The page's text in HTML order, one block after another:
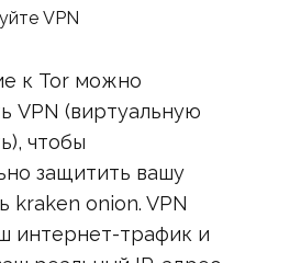
VPN
к Tor можно
VPN (виртуальную
чтобы
защитить вашу
kraken onion. VPN
интернет-трафик и